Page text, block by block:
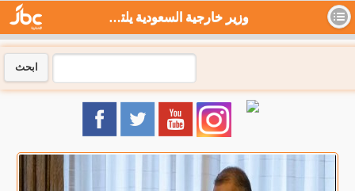
وزير خارجية السعودية يلتقي نظيره الإيراني على هامش اجتماع "بريكس" - جي بي سي نيوز
ابحث